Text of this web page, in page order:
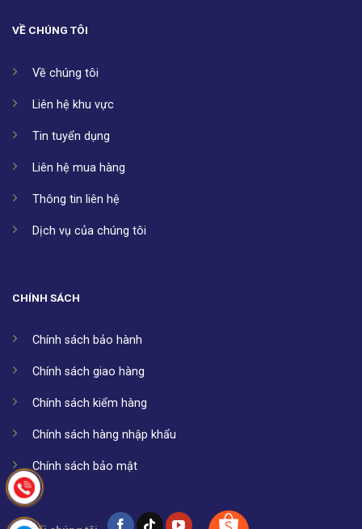
VỀ CHÚNG TÔI
Về chúng tôi
Liên hệ khu vực
Tin tuyển dụng
Liên hệ mua hàng
Thông tin liên hệ
Dịch vụ của chúng tôi
CHÍNH SÁCH
Chính sách bảo hành
Chính sách giao hàng
Chính sách kiểm hàng
Chính sách hàng nhập khẩu
Chính sách bảo mật